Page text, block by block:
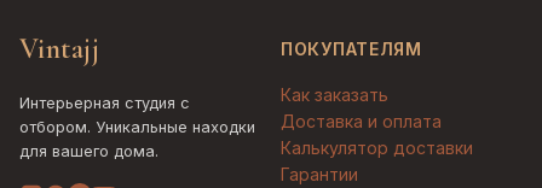
Vintajj
Интерьерная студия с
отбором. Уникальные находки
для вашего дома.
ПОКУПАТЕЛЯМ
Как заказать
Доставка и оплата
Калькулятор доставки
Гарантии